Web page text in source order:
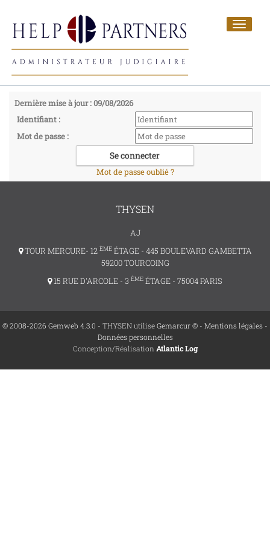
Toggle
Dernière mise à jour : 09/08/2026
Identifiant :
Mot de passe :
Mot de passe oublié ?
THYSEN
AJ
TOUR MERCURE- 12 ÈMEÉTAGE - 445 BOULEVARD GAMBETTA
59200 TOURCOING
15 RUE D'ARCOLE - 3 ÈME ÉTAGE - 75004 PARIS
© 2008-2026 Gemweb 4.3.0 - THYSEN utiliseGemarcur © - Mentions légales -
Données personnelles
Conception/Réalisation Atlantic Log